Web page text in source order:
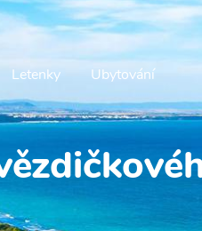
Letenky Ubytování